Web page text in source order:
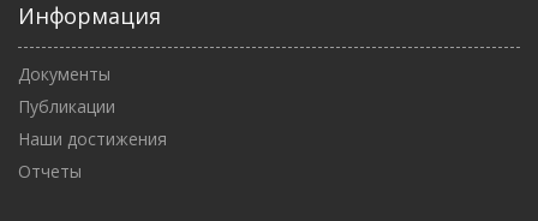
Информация
Документы
Публикации
Наши достижения
Отчеты